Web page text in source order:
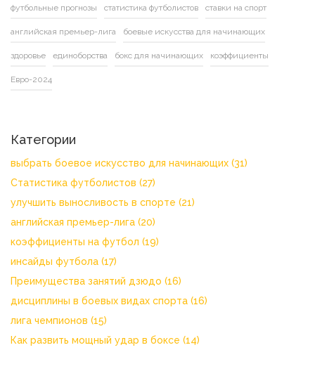
футбольные прогнозы статистика футболистов ставки на спорт
английская премьер-лига боевые искусства для начинающих
здоровье единоборства бокс для начинающих коэффициенты
Евро-2024
Категории
выбрать боевое искусство для начинающих (31)
Статистика футболистов (27)
улучшить выносливость в спорте (21)
английская премьер-лига (20)
коэффициенты на футбол (19)
инсайды футбола (17)
Преимущества занятий дзюдо (16)
дисциплины в боевых видах спорта (16)
лига чемпионов (15)
Как развить мощный удар в боксе (14)